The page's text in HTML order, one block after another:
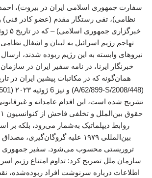
سفارت جمهوری اسلامی ایران در بیروت)،
نظامی)، تقی رستگار مقدم (عضو کادر فنی)
تهاجم رژیم اسرائیل به لبنان و اشغال
نیروهای وابسته به این رژیم ربوده شدند،
خبرنگار ایرنا، در نامه سفیر ایران در
تشریح شده است، این اقدام عامدانه و
روابط دیپلماتیک به‌شمار می‌رود، بلکه بر
بین‌المللی ۱۹۷۹ علیه
تروریستی محسوب می‌شود. سفیر جمهوری
سازمان ملل تصریح کرد: تداوم امتناع رژیم
اطلاعات درباره‌ سرنوشت افراد ربوده‌شده،